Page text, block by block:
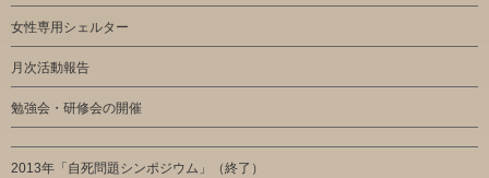
女性専用シェルター
月次活動報告
勉強会・研修会の開催
2013年「自死問題シンポジウム」（終了）